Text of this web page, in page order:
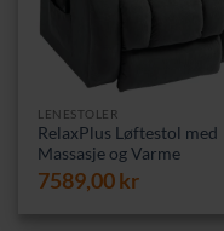
LENESTOLER
RelaxPlus Løftestol med
Massasje og Varme
7589,00kr